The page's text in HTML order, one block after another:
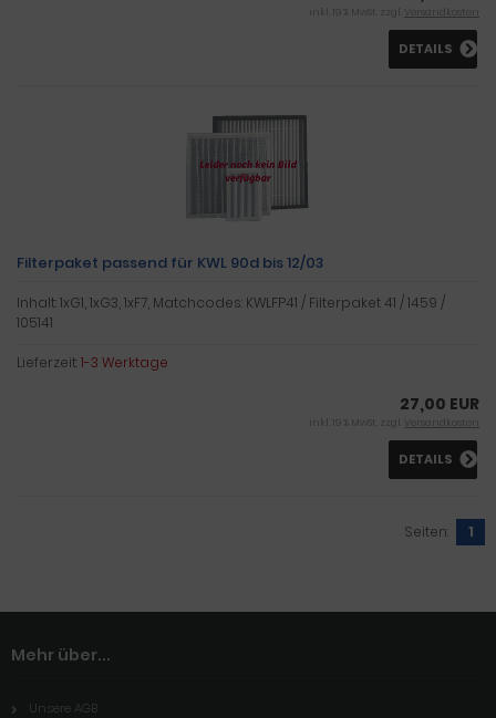
inkl. 19 % MwSt. zzgl. Versandkosten
DETAILS
Filterpaket passend für KWL 90d bis 12/03
Inhalt: 1xG1, 1xG3, 1xF7, Matchcodes: KWLFP41 / Filterpaket 41 / 1459 /
105141
Lieferzeit:1-3 Werktage
27,00 EUR
inkl. 19 % MwSt. zzgl. Versandkosten
DETAILS
Seiten: 1
Mehr über...
Unsere AGB